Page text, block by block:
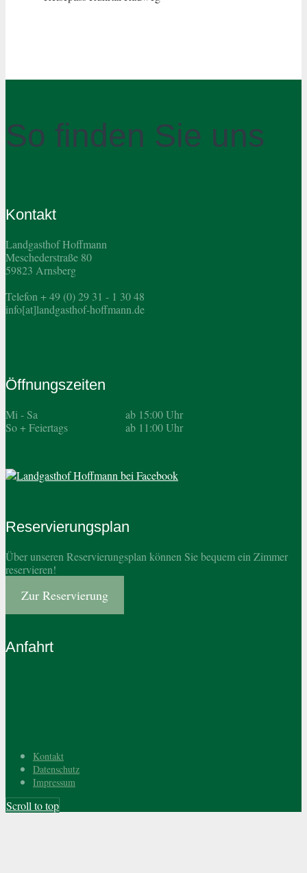
So finden Sie uns
Kontakt
Landgasthof Hoffmann
Meschederstraße 80
59823 Arnsberg
Telefon + 49 (0) 29 31 - 1 30 48
info[at]landgasthof-hoffmann.de
Öffnungszeiten
Mi - Sa
ab 15:00 Uhr
So + Feiertags
ab 11:00 Uhr
Reservierungsplan
Über unseren Reservierungsplan können Sie bequem ein Zimmer
reservieren!
Zur Reservierung
Anfahrt
Kontakt
Datenschutz
Impressum
Scroll to top